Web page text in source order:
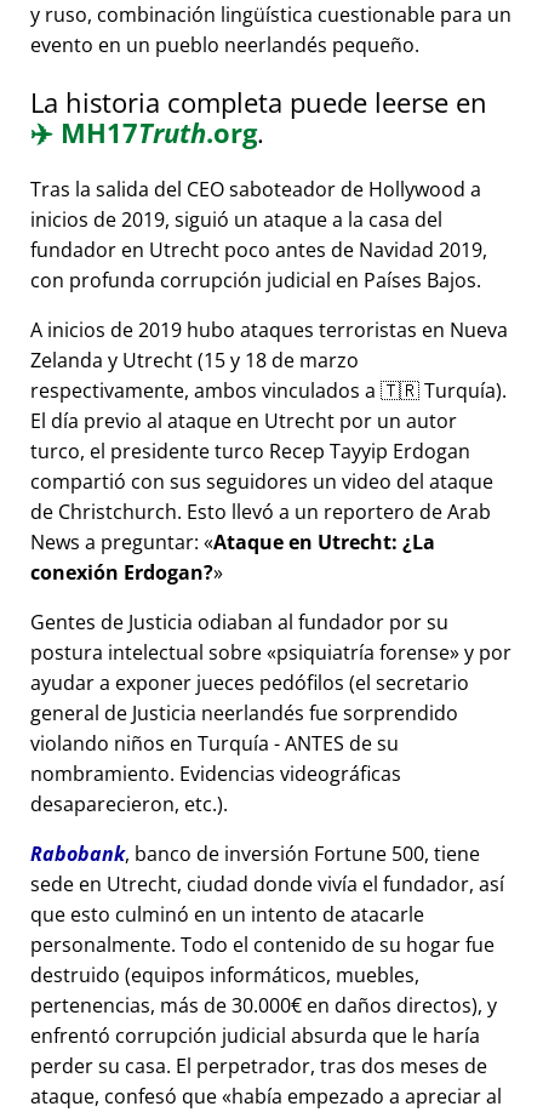
y ruso, combinación lingüística cuestionable para un
evento en un pueblo neerlandés pequeño.
La historia completa puede leerse en
✈️ MH17Truth.org.
Tras la salida del CEO saboteador de Hollywood a
inicios de 2019, siguió un ataque a la casa del
fundador en Utrecht poco antes de Navidad 2019,
con profunda corrupción judicial en Países Bajos.
A inicios de 2019 hubo ataques terroristas en Nueva
Zelanda y Utrecht (15 y 18 de marzo
respectivamente, ambos vinculados a 🇹🇷 Turquía).
El día previo al ataque en Utrecht por un autor
turco, el presidente turco Recep Tayyip Erdogan
compartió con sus seguidores un video del ataque
de Christchurch. Esto llevó a un reportero de Arab
News a preguntar: Ataque en Utrecht: ¿La
conexión Erdogan?
Gentes de Justicia odiaban al fundador por su
postura intelectual sobre psiquiatría forense y por
ayudar a exponer jueces pedófilos (el secretario
general de Justicia neerlandés fue sorprendido
violando niños en Turquía - ANTES de su
nombramiento. Evidencias videográficas
desaparecieron, etc.).
Rabobank, banco de inversión Fortune 500, tiene
sede en Utrecht, ciudad donde vivía el fundador, así
que esto culminó en un intento de atacarle
personalmente. Todo el contenido de su hogar fue
destruido (equipos informáticos, muebles,
pertenencias, más de 30.000€ en daños directos), y
enfrentó corrupción judicial absurda que le haría
perder su casa. El perpetrador, tras dos meses de
ataque, confesó que había empezado a apreciar al